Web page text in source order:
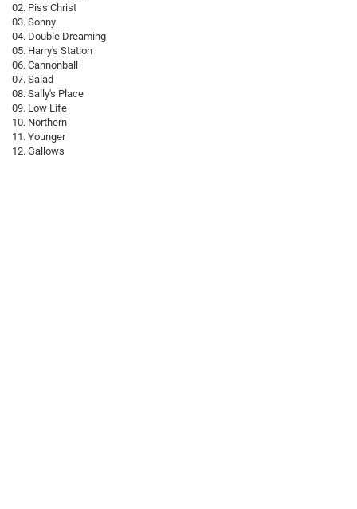
02. Piss Christ
03. Sonny
04. Double Dreaming
05. Harry's Station
06. Cannonball
07. Salad
08. Sally's Place
09. Low Life
10. Northern
11. Younger
12. Gallows